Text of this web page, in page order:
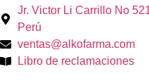
Jr. Victor Li Carrillo No
Perú
ventas@alkofarma.com
Libro de reclamaciones